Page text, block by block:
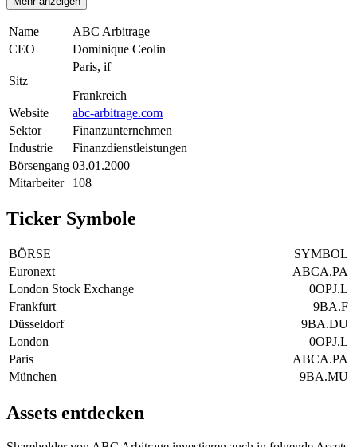
Name
ABC Arbitrage
CEO
Dominique Ceolin
Sitz
Paris, if
Frankreich
Website
abc-arbitrage.com
Sektor
Finanzunternehmen
Industrie
Finanzdienstleistungen
Börsengang 03.01.2000
Mitarbeiter
108
Ticker Symbole
BÖRSE
SYMBOL
Euronext
ABCA.PA
London Stock Exchange
0OPJ.L
Frankfurt
9BA.F
Düsseldorf
9BA.DU
London
0OPJ.L
Paris
ABCA.PA
München
9BA.MU
Assets entdecken